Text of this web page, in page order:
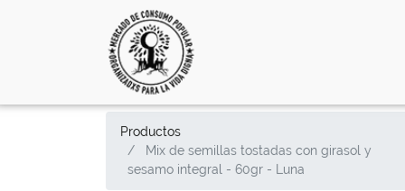
Productos
Mix de semillas tostadas con girasol y
sesamo integral - 60gr - Luna